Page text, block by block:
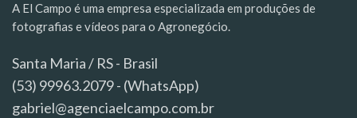
A El Campo é uma empresa especializada em produções de
fotografias e vídeos para o Agronegócio.
Santa Maria / RS - Brasil
(53) 99963.2079 - (WhatsApp)
gabriel@agenciaelcampo.com.br